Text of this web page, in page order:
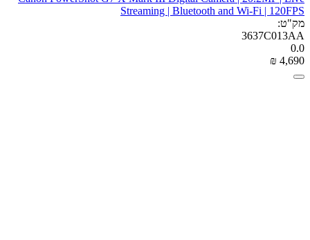
Streaming | Bluetooth and Wi-Fi | 120FPS
מק"ט:
3637C013AA
0.0
₪ 4,690